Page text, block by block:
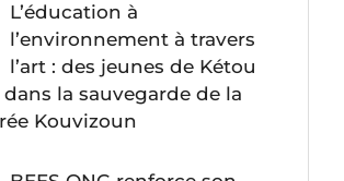
L’éducation à
l’environnement à travers
l’art : des jeunes de Kétou
la sauvegarde de la
Kouvizoun